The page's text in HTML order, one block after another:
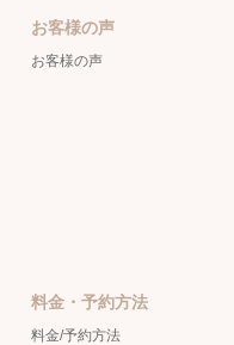
お客様の声
お客様の声
料金・予約方法
料金/予約方法